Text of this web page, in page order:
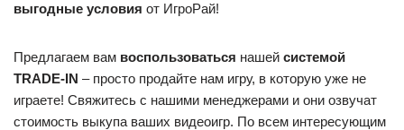
выгодные условия от ИгроРай!
Предлагаем вам воспользоваться нашей системой
TRADE-IN – просто продайте нам игру, в которую уже не
играете! Свяжитесь с нашими менеджерами и они озвучат
стоимость выкупа ваших видеоигр. По всем интересующим